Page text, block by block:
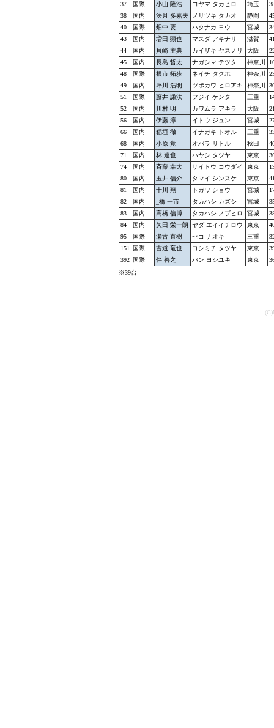
37
国際 小山 隆浩 コヤマ タカヒロ 埼玉
38
国内 法月 多嘉夫 ノリツキ タカオ 静岡
40
国際 畑中 要 ハタナカ ヨウ 宮城
43
国内 増田 顕也 マスダ アキナリ 滋賀
44
国内 貝崎 主典 カイザキ ヤスノリ 大阪
45
国内 長島 哲太 ナガシマ テツタ 神奈川
48
国際 根市 拓歩 ネイチ タクホ 神奈川
49
国内 坪川 浩明 ツボカワ ヒロアキ 神奈川
51
国際 藤井 謙汰 フジイ ケンタ 三重
52
国内 川村 明 カワムラ アキラ 大阪
56
国内 伊藤 淳 イトウ ジュン 宮城
66
国内 稻垣 徹 イナガキ トオル 三重
68
国内 小原 覚 オバラ サトル 秋田
71
国内 林 達也 ハヤシ タツヤ 東京
74
国内 斉藤 幸大 サイトウ コウダイ 東京
80
国内 玉井 信介 タマイ シンスケ 東京
81
国内 十川 翔 トガワ ショウ 宮城
82
国内 _橋 一市 タカハシ カズシ 宮城
83
国内 高橋 信博 タカハシ ノブヒロ 宮城
84
国内 矢田 栄一朗 ヤダ エイイチロウ 東京
95
国際 瀬古 直樹 セコ ナオキ 三重
151
国際 吉道 竜也 ヨシミチ タツヤ 東京
392 国際 伴 善之 バン ヨシユキ 東京
※39台